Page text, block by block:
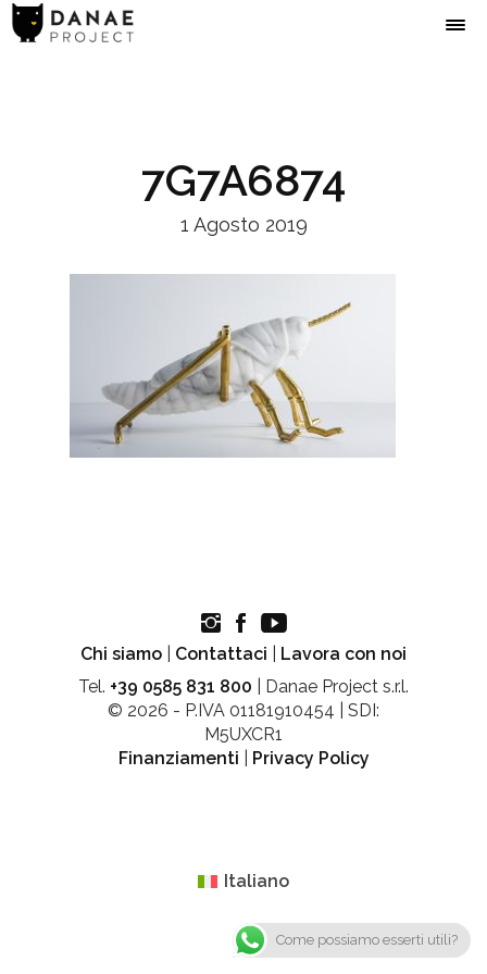
7G7A6874
1 Agosto 2019
Chi siamo Contattaci
Lavora con noi
Tel. +39 0585 831 800 | Danae Project s.r.l.
© 2026 - P.IVA 01181910454 | SDI:
M5UXCR1
Finanziamenti
Privacy Policy
Come possiamo esserti utili?
Italiano